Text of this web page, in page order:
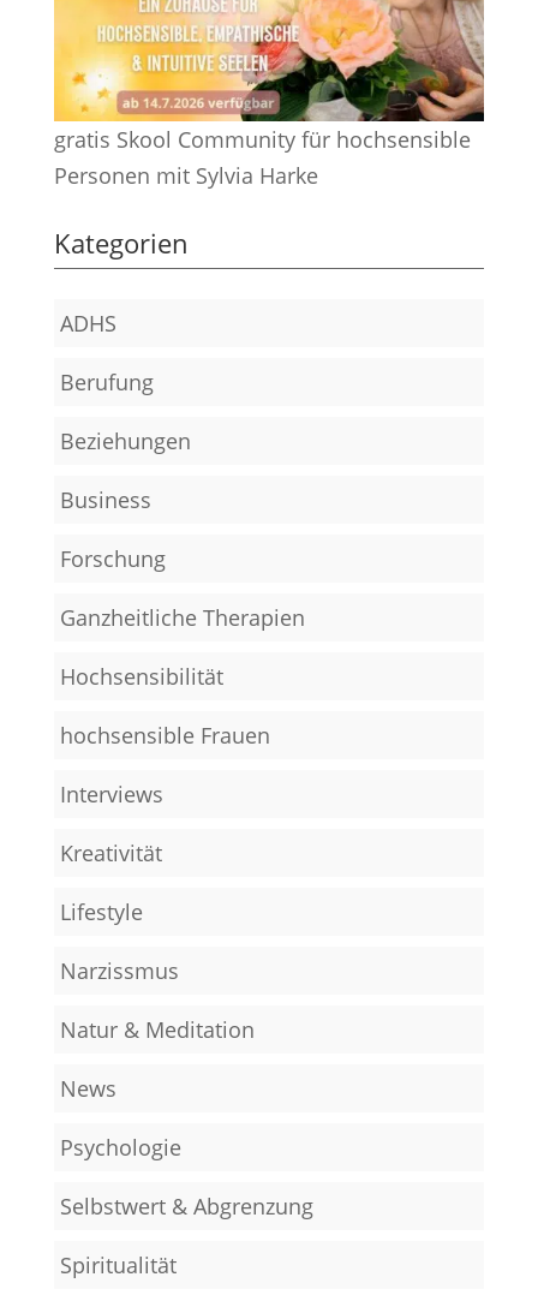
gratis Skool Community für hochsensible
Personen mit Sylvia Harke
Kategorien
ADHS
Berufung
Beziehungen
Business
Forschung
Ganzheitliche Therapien
Hochsensibilität
hochsensible Frauen
Interviews
Kreativität
Lifestyle
Narzissmus
Natur & Meditation
News
Psychologie
Selbstwert & Abgrenzung
Spiritualität